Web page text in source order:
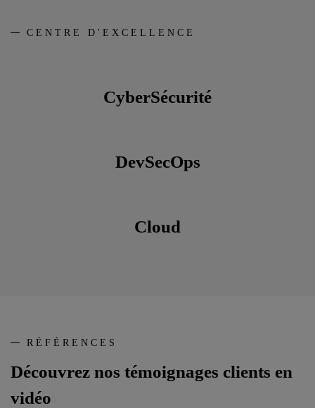
CENTRE D'EXCELLENCE
CyberSécurité
DevSecOps
Cloud
Découvrez nos témoignages clients en
vidéo
RÉFÉRENCES